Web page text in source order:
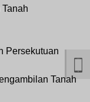
Persekutuan
Tanah